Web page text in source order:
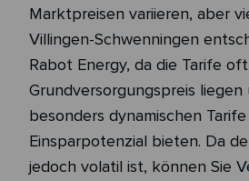
Marktpreisen variieren, aber
Villingen-Schwenningen
Rabot Energy, da die Tarife
Grundversorgungspreis liegen
besonders dynamischen
Einsparpotenzial bieten. Da
jedoch volatil ist, können Sie